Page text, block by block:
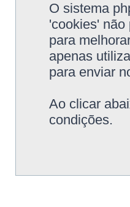
O sistema
'cookies' não
para
apenas
para enviar
Ao clicar
condições.